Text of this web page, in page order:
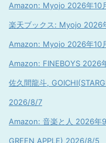
Amazon: Myojo 2026年10
楽天ブックス: Myojo 2026
Amazon: Myojo 2026年10
Amazon: FINEBOYS
佐久間龍斗,
2026/8/7
Amazon: 音楽と人 2026年
GREEN APPLE) 2026/8/5